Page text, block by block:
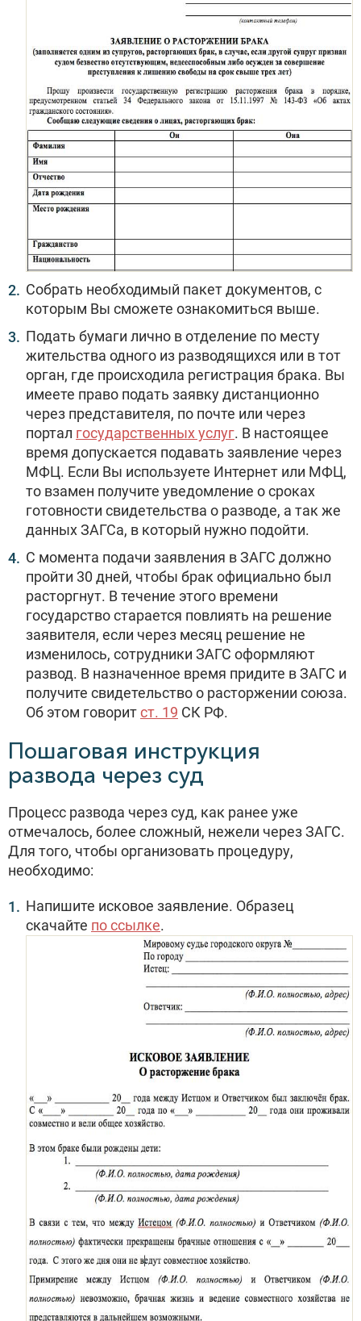
Собрать необходимый пакет документов, с
которым Вы сможете ознакомиться выше.
Подать бумаги лично в отделение по месту
жительства одного из разводящихся или в тот
орган, где происходила регистрация брака. Вы
имеете право подать заявку дистанционно
через представителя, по почте или через
портал государственных услуг. В настоящее
время допускается подавать заявление через
МФЦ. Если Вы используете Интернет или МФЦ,
то взамен получите уведомление о сроках
готовности свидетельства о разводе, а так же
данных ЗАГСа, в который нужно подойти.
С момента подачи заявления в ЗАГС должно
пройти 30 дней, чтобы брак официально был
расторгнут. В течение этого времени
государство старается повлиять на решение
заявителя, если через месяц решение не
изменилось, сотрудники ЗАГС оформляют
развод. В назначенное время придите в ЗАГС и
получите свидетельство о расторжении союза.
Об этом говоритст. 19 СК РФ.
Пошаговая инструкция
развода через суд
Процесс развода через суд, как ранее уже
отмечалось, более сложный, нежели через ЗАГС.
Для того, чтобы организовать процедуру,
необходимо:
Напишите исковое заявление. Образец
скачайте по ссылке.